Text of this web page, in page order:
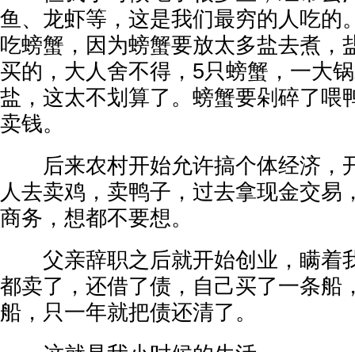
鱼、龙虾等，这是我们最穷的人吃的
吃螃蟹，因为螃蟹要放太多盐去煮，
买的，大人舍不得，5只螃蟹，一大
盐，这太不划算了。螃蟹要剁碎了喂
卖钱。
后来农村开始允许搞个体经济，
人去卖鸡，卖鸭子，过去拿现金交易
商务，想都不要想。
父亲辞职之后就开始创业，瞒着
都卖了，还借了债，自己买了一条船
船，只一年就把债还清了。